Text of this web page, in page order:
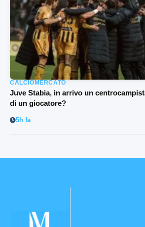
CALCIOMERCATO
Juve Stabia, in arrivo un
di un giocatore?
5h fa